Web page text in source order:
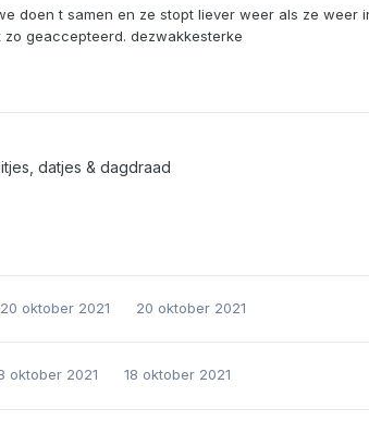
doen t samen en ze stopt liever weer als ze weer
geaccepteerd. dezwakkesterke
datjes & dagdraad
oktober 2021 20 oktober 2021
oktober 2021 18 oktober 2021